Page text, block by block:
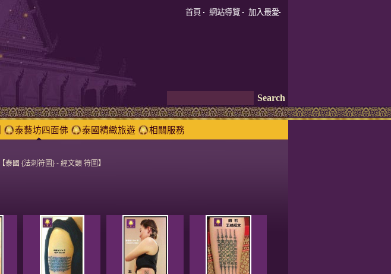
首頁 網站導覽 加入最愛
泰藝坊四面佛 泰國精緻旅遊 相關服務
【泰國 {法刺符圖} - 經文類 符圖】